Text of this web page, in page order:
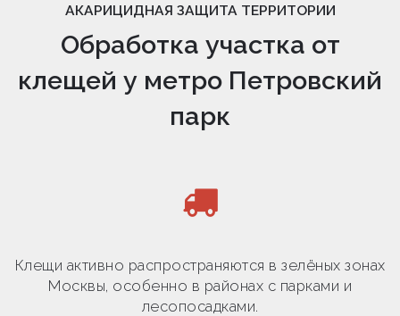
АКАРИЦИДНАЯ ЗАЩИТА ТЕРРИТОРИИ
Обработка участка от
клещей у метро Петровский
парк
Клещи активно распространяются в зелёных зонах
Москвы, особенно в районах с парками и
лесопосадками.